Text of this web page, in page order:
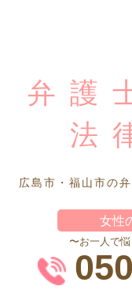
弁護
法
広島市・福山市の
女性
〜お一人で